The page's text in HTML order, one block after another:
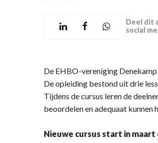
Deel dit
social
De EHBO-vereniging
De opleiding bestond uit drie
Tijdens de cursus leren de
beoordelen en adequaat kunnen
Nieuwe cursus start in maart